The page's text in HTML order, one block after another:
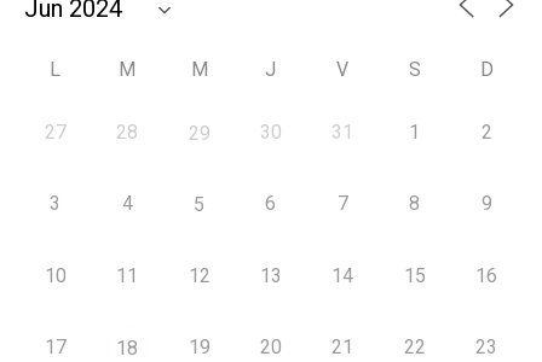
L M M J V S D
27 28 29 30 31 1 2
3 4 5 6 7 8 9
10 11 12 13 14 15 16
17 18 19 20 21 22 23